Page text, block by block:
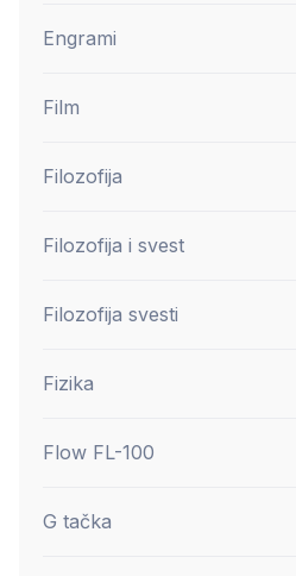
Engrami
Film
Filozofija
Filozofija i svest
Filozofija svesti
Fizika
Flow FL-100
G tačka